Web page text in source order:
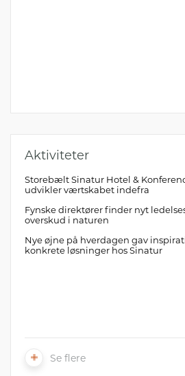
Aktiviteter
Storebælt Sinatur Hotel &
udvikler værtskabet indefra
Fynske direktører finder nyt
overskud i naturen
Nye øjne på hverdagen gav
konkrete løsninger hos Sinatur
Se flere